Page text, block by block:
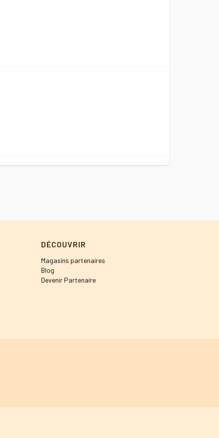
DÉCOUVRIR
Magasins partenaires
Blog
Devenir Partenaire